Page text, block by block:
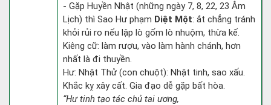
- Gặp Huyền Nhật (những ngày 7, 8, 22, 23 Âm
Lịch) thì Sao Hư phạm Diệt Một: ắt chẳng tránh
khỏi rủi ro nếu lập lò gốm lò nhuộm, thừa kế.
Kiêng cữ: làm rượu, vào làm hành chánh, hơn
nhất là đi thuyền.
Hư: Nhật Thử (con chuột): Nhật tinh, sao xấu.
Khắc kỵ xây cất. Gia đạo dễ gặp bất hòa.
“Hư tinh tạo tác chủ tai ương,